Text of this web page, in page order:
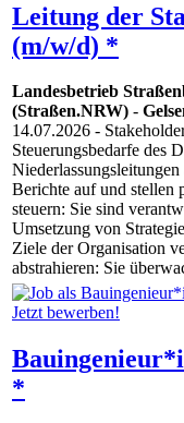
Leitung der
(m/w/d) *
Landesbetrieb
(Straßen.NRW) -
14.07.2026 -
Steuerungsbedarfe des
Berichte auf und stellen
steuern: Sie sind
Umsetzung von
Ziele der Organisation
abstrahieren: Sie
*